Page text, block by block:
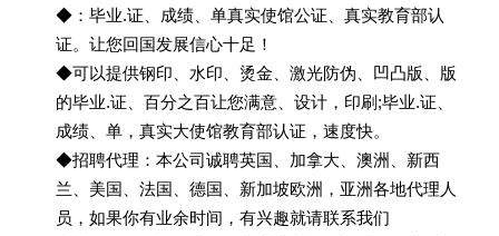
◆：毕业.证、成绩、单真实使馆公证、真实教育部认
证。让您回国发展信心十足！
◆可以提供钢印、水印、烫金、激光防伪、凹凸版、版
的毕业.证、百分之百让您满意、设计，印刷;毕业.证、
成绩、单，真实大使馆教育部认证，速度快。
◆招聘代理：本公司诚聘英国、加拿大、澳洲、新西
兰、美国、法国、德国、新加坡欧洲，亚洲各地代理人
员，如果你有业余时间，有兴趣就请联系我们